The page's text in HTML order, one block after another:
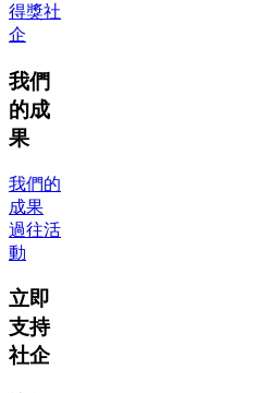
得獎社
企
我們
的成
果
我們的
成果
過往活
動
立即
支持
社企